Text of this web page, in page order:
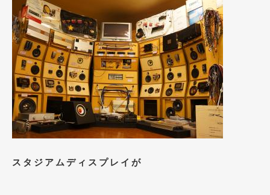
2024年4月 (1)
2024年1月(1)
2023年12月(2)
2023年11月(1)
2023年10月(2)
2023年9月(1)
スタジアムディスプレイが